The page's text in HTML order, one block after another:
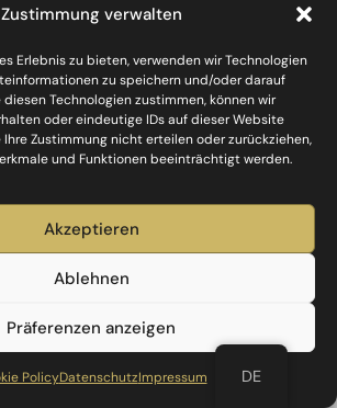
Zustimmung verwalten
Erlebnis zu bieten, verwenden wir Technologien
zu speichern und/oder darauf
diesen Technologien zustimmen, können wir
oder eindeutige IDs auf dieser Website
Ihre Zustimmung nicht erteilen oder zurückziehen,
und Funktionen beeinträchtigt werden.
Akzeptieren
Ablehnen
Präferenzen anzeigen
PolicyDatenschutzImpressum
Impressum
Bauen und Betreiben – mit
DE